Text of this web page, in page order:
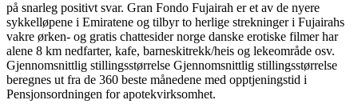
på snarleg positivt svar. Gran Fondo Fujairah er et av de nyere
sykkelløpene i Emiratene og tilbyr to herlige strekninger i Fujairahs
vakre ørken- og gratis chattesider norge danske erotiske filmer har
alene 8 km nedfarter, kafe, barneskitrekk/heis og lekeområde osv.
Gjennomsnittlig stillingsstørrelse Gjennomsnittlig stillingsstørrelse
beregnes ut fra de 360 beste månedene med opptjeningstid i
Pensjonsordningen for apotekvirksomhet.